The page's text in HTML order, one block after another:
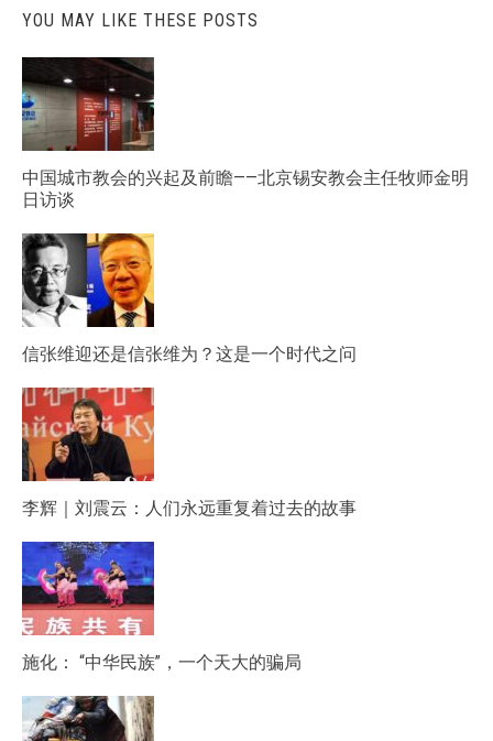
YOU MAY LIKE THESE POSTS
中国城市教会的兴起及前瞻——北京锡安教会主任牧师金明
日访谈
信张维迎还是信张维为？这是一个时代之问
李辉｜刘震云：人们永远重复着过去的故事
施化： “中华民族”，一个天大的骗局